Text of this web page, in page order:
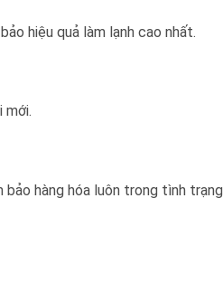
hiệu quả làm lạnh cao nhất.
mới.
hàng hóa luôn trong tình trạng